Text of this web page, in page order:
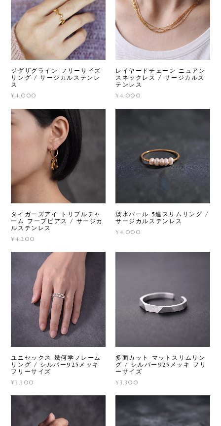
ジグザグライン フリーサイズ
リング / サージカルステンレ
ス
¥4,000
レイヤードチェーン ニュアン
スネックレス / サージカルス
テンレス
¥4,000
タイガーズアイ トリプルチャ
ーム フープピアス / サージカ
ルステンレス
¥4,200
淡水パール 5連スリムリング /
サージカルステンレス
¥4,000
ユニセックス 幾何学フレーム
リング / シルバー925メッキ
フリーサイズ
¥3,300
多面カット マットスリムリン
グ / シルバー925メッキ フリ
ーサイズ
¥3,300